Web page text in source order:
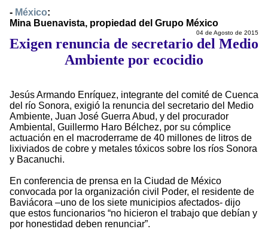
- México:
Mina Buenavista, propiedad del Grupo México
04 de Agosto de 2015
Exigen renuncia de secretario del Medio
Ambiente por ecocidio
Jesús Armando Enríquez, integrante del comité de Cuenca
del río Sonora, exigió la renuncia del secretario del Medio
Ambiente, Juan José Guerra Abud, y del procurador
Ambiental, Guillermo Haro Bélchez, por su cómplice
actuación en el macroderrame de 40 millones de litros de
lixiviados de cobre y metales tóxicos sobre los ríos Sonora
y Bacanuchi.
En conferencia de prensa en la Ciudad de México
convocada por la organización civil Poder, el residente de
Baviácora –uno de los siete municipios afectados- dijo
que estos funcionarios “no hicieron el trabajo que debían y
por honestidad deben renunciar”.